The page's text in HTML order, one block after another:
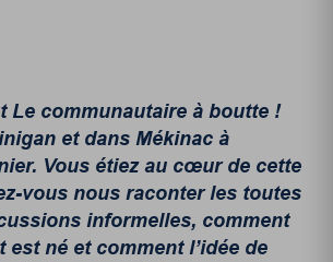
Le communautaire à boutte !
et dans Mékinac à
Vous étiez au cœur de cette
vous nous raconter les toutes
informelles, comment
est né et comment l’idée de